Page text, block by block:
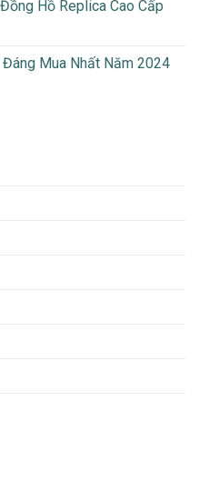
Hồ Replica Cao Cấp
Mua Nhất Năm 2024